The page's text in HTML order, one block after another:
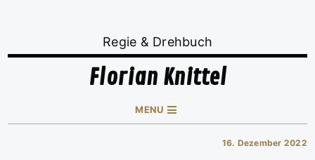
Regie & Drehbuch
Florian Knittel
MENU
16. Dezember 2022